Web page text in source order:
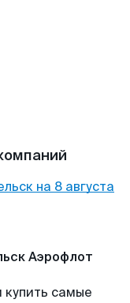
на 8 августа
Аэрофлот
купить самые